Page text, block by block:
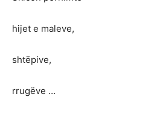
hijet e maleve,
shtëpive,
rrugëve …